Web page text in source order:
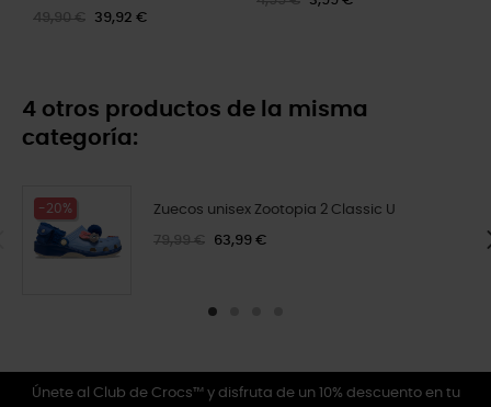
49,90 € 39,92 €
4 otros productos de la misma
categoría:
-20% Zuecos unisex Zootopia 2 Classic U
79,99 € 63,99 €
Únete al Club de Crocs™ y disfruta de un 10% descuento en tu